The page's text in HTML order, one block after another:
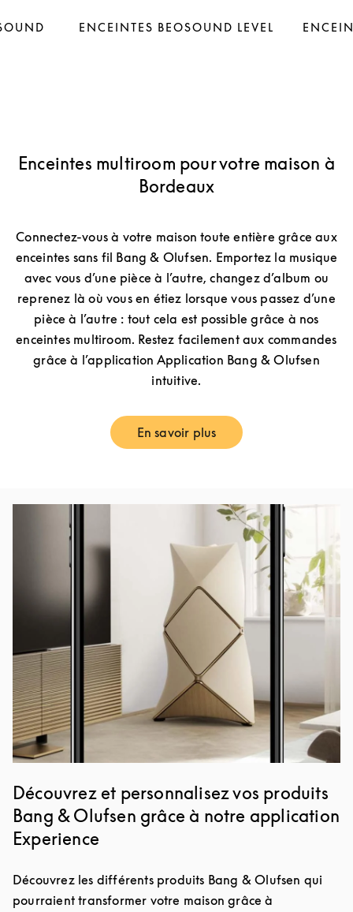
ENCEINTES BEOSOUND LEVEL
Enceintes multiroom pour votre maison à
Bordeaux
Connectez-vous à votre maison toute entière grâce aux
enceintes sans fil Bang & Olufsen. Emportez la musique
avec vous d’une pièce à l’autre, changez d’album ou
reprenez là où vous en étiez lorsque vous passez d’une
pièce à l’autre : tout cela est possible grâce à nos
enceintes multiroom. Restez facilement aux commandes
grâce à l’application Application Bang & Olufsen
intuitive.
En savoir plusLink Opens in New Tab
Découvrez et personnalisez vos produits
Bang & Olufsen grâce à notre application
Experience
Découvrez les différents produits Bang & Olufsen qui
pourraient transformer votre maison grâce à